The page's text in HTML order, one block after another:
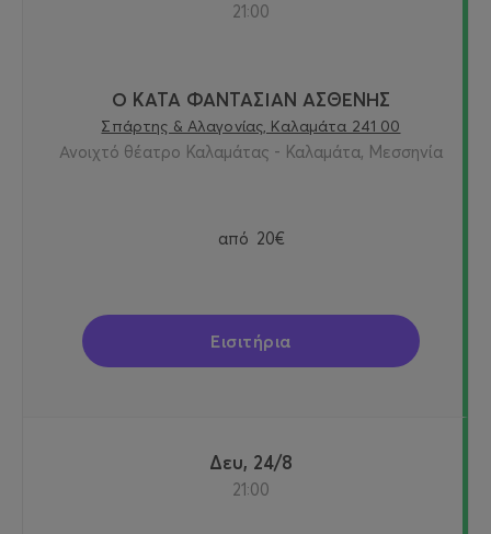
21:00
Ο ΚΑΤΑ ΦΑΝΤΑΣΙΑΝ ΑΣΘΕΝΗΣ
Σπάρτης & Αλαγονίας, Καλαμάτα 241 00
Ανοιχτό θέατρο Καλαμάτας - Καλαμάτα, Μεσσηνία
από 20€
Εισιτήρια
Δευ, 24/8
21:00